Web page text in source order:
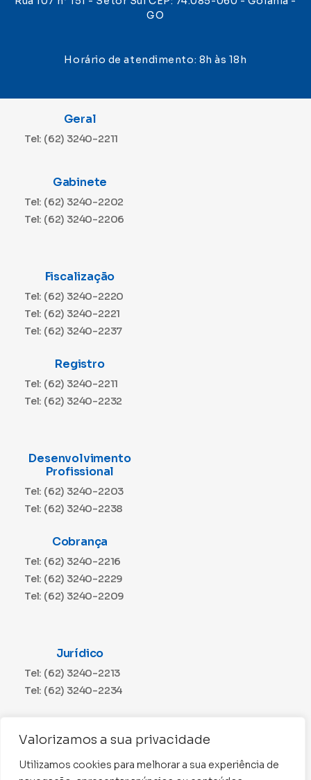
Valorizamos a sua privacidade
Utilizamos cookies para melhorar a sua experiência de
GO
Horário de atendimento: 8h às 18h
Geral
Tel: (62) 3240-2211
Gabinete
Tel: (62) 3240-2202
Tel: (62) 3240-2206
Fiscalização
Tel: (62) 3240-2220
Tel: (62) 3240-2221
Tel: (62) 3240-2237
Registro
Tel: (62) 3240-2211
Tel: (62) 3240-2232
Desenvolvimento
Profissional
Tel: (62) 3240-2203
Tel: (62) 3240-2238
Cobrança
Tel: (62) 3240-2216
Tel: (62) 3240-2229
Tel: (62) 3240-2209
Jurídico
Tel: (62) 3240-2213
Tel: (62) 3240-2234
Tel: (62) 3240-2230